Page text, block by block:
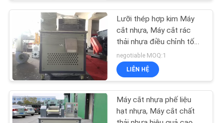
VỀ
CHÚNG
TÔI
THAM
QUAN
NHÀ
Lưỡi thép hợp kim Máy
cắt nhựa, Máy cắt rác
thải nhựa điều chỉnh tốc
độ
negotiable MOQ:1
LIÊN HỆ
Máy cắt nhựa phế liệu
hạt nhựa, Máy cắt chất